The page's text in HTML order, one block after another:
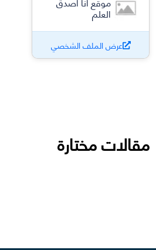
العلم
عرض الملف الشخصي
مقالات مختارة